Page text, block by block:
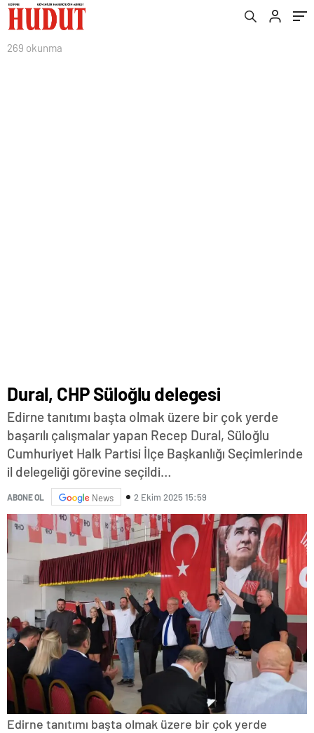
269 okunma
Dural, CHP Süloğlu delegesi
Edirne tanıtımı başta olmak üzere bir çok yerde
başarılı çalışmalar yapan Recep Dural, Süloğlu
Cumhuriyet Halk Partisi İlçe Başkanlığı Seçimlerinde
il delegeliği görevine seçildi…
ABONE OL News 2 Ekim 2025 15:59
Edirne tanıtımı başta olmak üzere bir çok yerde